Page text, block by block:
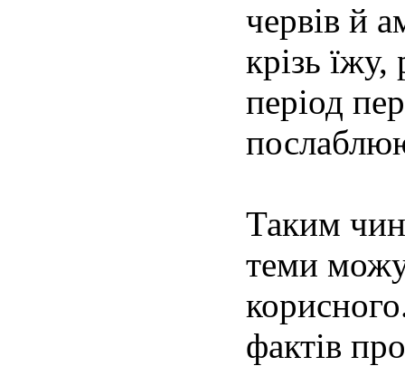
червів й
крізь
період
Таким
теми
фактів